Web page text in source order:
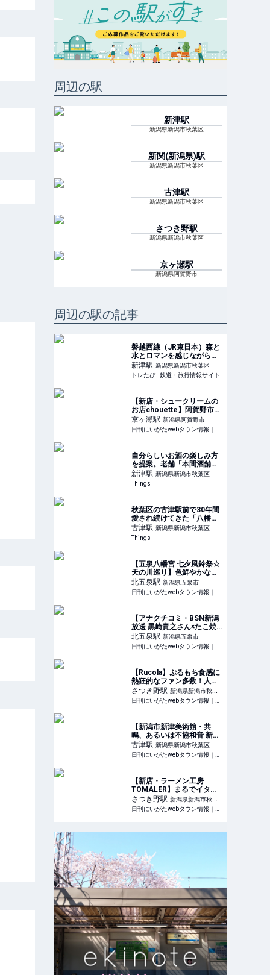
周辺の駅
新津駅
新潟県新潟市秋葉区
新関(新潟県)駅
新潟県新潟市秋葉区
古津駅
新潟県新潟市秋葉区
さつき野駅
新潟県新潟市秋葉区
京ヶ瀬駅
新潟県阿賀野市
周辺の駅の記事
磐越西線（JR東日本）森と
水とロマンを感じながら走
るローカル線 | トレたび -
鉄道・旅行情報サイト
新津駅 新潟県新潟市秋葉区
トレたび - 鉄道・旅行情報サイト
【新店・シュークリームの
お店chouette】阿賀野市産
の食材を絶品シュークリー
ムで！｜阿賀野市京ヶ瀬・
シュークリームのお店シュ
京ヶ瀬駅 新潟県阿賀野市
日刊にいがたwebタウン情報｜新潟のグルメ・イベント・おでかけ・街ネタを毎日更新
自分らしいお酒の楽しみ方
を提案。老舗「本間酒舗」
5代目の本間さん |
Things（シングス）｜新潟
のローカルなWebマガジン
新津駅 新潟県新潟市秋葉区
Things
秋葉区の古津駅前で30年間
愛され続けてきた「八幡ラ
ーメン」。 | Things（シン
グス）｜新潟のローカルな
Webマガジン
古津駅 新潟県新潟市秋葉区
Things
【五泉八幡宮 七夕風鈴祭☆
天の川巡り】色鮮やかな風
鈴の音色に癒やされること
間違いなし！｜五泉市
北五泉駅 新潟県五泉市
日刊にいがたwebタウン情報｜新潟のグルメ・イベント・おでかけ・街ネタを毎日更新
【アナクチコミ・BSN新潟
放送 黒崎貴之さん×たこ焼
き たこちゃん】ふわふわト
ロトロのたこ焼きがうま
い！｜五泉市
北五泉駅 新潟県五泉市
日刊にいがたwebタウン情報｜新潟のグルメ・イベント・おでかけ・街ネタを毎日更新
【Rucola】ぷるもち食感に
熱狂的なファン多数！人気
ナンバーワンの自家製ラザ
ニア｜新潟市秋葉区新津
さつき野駅 新潟県新潟市秋葉
区
日刊にいがたwebタウン情報｜新潟のグルメ・イベント・おでかけ・街ネタを毎日更新
【新潟市新津美術館・共
鳴、あるいは不協和音 新潟
市美術館と新津美術館の両
館所蔵品による】展示機会
の少ない大型作品も見どこ
古津駅 新潟県新潟市秋葉区
日刊にいがたwebタウン情報｜新潟のグルメ・イベント・おでかけ・街ネタを毎日更新
【新店・ラーメン工房
TOMALER】まるでイタリ
アン！新津にオープンした
トマトづくしのラーメン店
｜新潟市秋葉区新津・トマ
さつき野駅 新潟県新潟市秋葉
区
日刊にいがたwebタウン情報｜新潟のグルメ・イベント・おでかけ・街ネタを毎日更新